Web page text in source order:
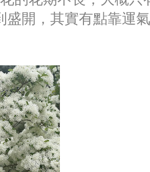
盛開，其實有點靠運